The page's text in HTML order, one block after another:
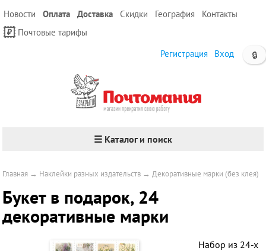
Новости Оплата Доставка Скидки География
Контакты
Почтовые тарифы
🔒
Регистрация Вход
☰ Каталог и поиск
Главная → Наклейки разных издательств →Декоративные марки (без клея)
Букет в подарок, 24
декоративные марки
Набор из 24-х